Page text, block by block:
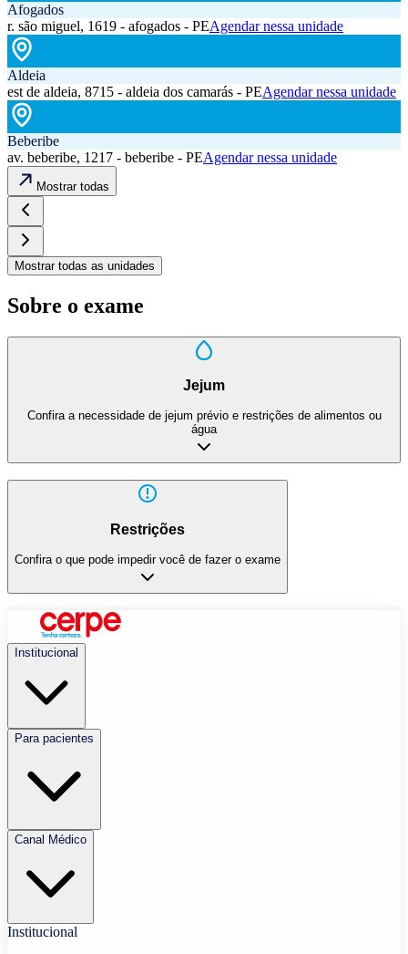
Afogados
r. são miguel, 1619 - afogados - PEAgendar nessa unidade
Aldeia
est de aldeia, 8715 - aldeia dos camarás - PEAgendar nessa unidade
Beberibe
av. beberibe, 1217 - beberibe - PEAgendar nessa unidade
Mostrar todas
Mostrar todas as unidades
Sobre o exame
Jejum
Confira a necessidade de jejum prévio e restrições de alimentos ou
água
Restrições
Confira o que pode impedir você de fazer o exame
Institucional
Para pacientes
Canal Médico
Institucional